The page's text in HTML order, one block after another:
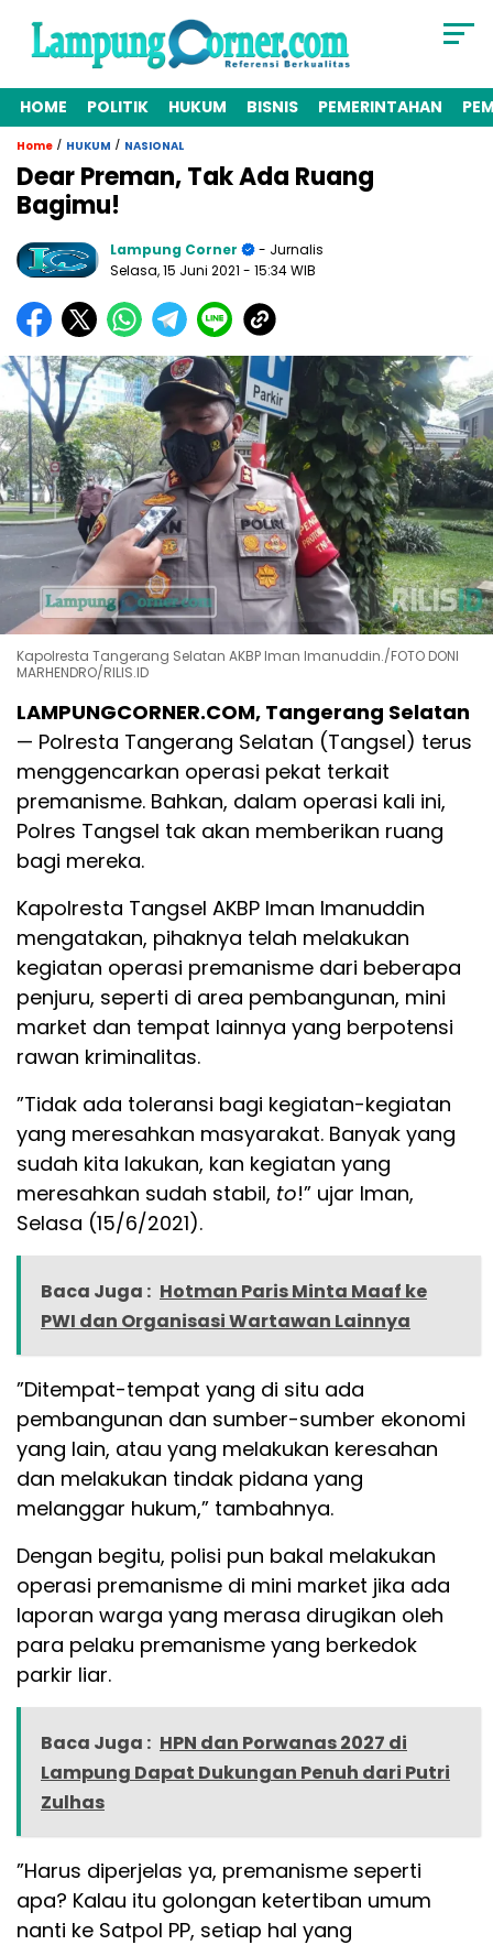
HOME POLITIK HUKUM BISNIS PEMERINTAHAN
Home / HUKUM / NASIONAL
Dear Preman, Tak Ada Ruang
Bagimu!
Lampung Corner
- Jurnalis
Selasa, 15 Juni 2021 - 15:34 WIB
Kapolresta Tangerang Selatan AKBP Iman Imanuddin./FOTO DONI
MARHENDRO/RILIS.ID
LAMPUNGCORNER.COM, Tangerang Selatan
— Polresta Tangerang Selatan (Tangsel) terus
menggencarkan operasi pekat terkait
premanisme. Bahkan, dalam operasi kali ini,
Polres Tangsel tak akan memberikan ruang
bagi mereka.
Kapolresta Tangsel AKBP Iman Imanuddin
mengatakan, pihaknya telah melakukan
kegiatan operasi premanisme dari beberapa
penjuru, seperti di area pembangunan, mini
market dan tempat lainnya yang berpotensi
rawan kriminalitas.
”Tidak ada toleransi bagi kegiatan-kegiatan
yang meresahkan masyarakat. Banyak yang
sudah kita lakukan, kan kegiatan yang
meresahkan sudah stabil, to!” ujar Iman,
Selasa (15/6/2021).
Baca Juga : Hotman Paris Minta Maaf ke
PWI dan Organisasi Wartawan Lainnya
”Ditempat-tempat yang di situ ada
pembangunan dan sumber-sumber ekonomi
yang lain, atau yang melakukan keresahan
dan melakukan tindak pidana yang
melanggar hukum,” tambahnya.
Dengan begitu, polisi pun bakal melakukan
operasi premanisme di mini market jika ada
laporan warga yang merasa dirugikan oleh
para pelaku premanisme yang berkedok
parkir liar.
Baca Juga : HPN dan Porwanas 2027 di
Lampung Dapat Dukungan Penuh dari Putri
Zulhas
”Harus diperjelas ya, premanisme seperti
apa? Kalau itu golongan ketertiban umum
nanti ke Satpol PP, setiap hal yang